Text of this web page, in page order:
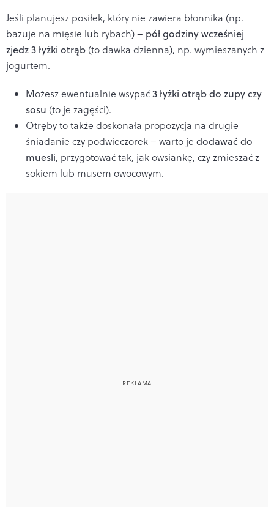
Jeśli planujesz posiłek, który nie zawiera błonnika (np.
bazuje na mięsie lub rybach) – pół godziny wcześniej
zjedz 3 łyżki otrąb (to dawka dzienna), np. wymieszanych z
jogurtem.
Możesz ewentualnie wsypać3 łyżki otrąb do zupy czy
sosu (to je zagęści).
Otręby to także doskonała propozycja na drugie
śniadanie czy podwieczorek – warto je dodawać do
muesli, przygotować tak, jak owsiankę, czy zmieszać z
sokiem lub musem owocowym.